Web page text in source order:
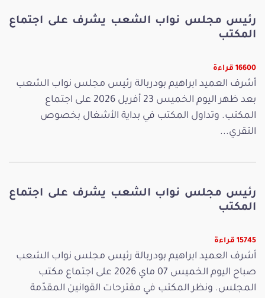
رئيس مجلس نواب الشعب يشرف على اجتماع
المكتب
16600 قراءة
أشرف العميد ابراهيم بودربالة رئيس مجلس نواب الشعب
بعد ظهر اليوم الخميس 23 أفريل 2026 على اجتماع
المكتب. وتداول المكتب في بداية الأشغال بخصوص
التقري...
رئيس مجلس نواب الشعب يشرف على اجتماع
المكتب
15745 قراءة
أشرف العميد ابراهيم بودربالة رئيس مجلس نواب الشعب
صباح اليوم الخميس 07 ماي 2026 على اجتماع مكتب
المجلس. ونظر المكتب في مقترحات القوانين المقدّمة